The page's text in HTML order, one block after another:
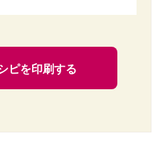
ピを印刷する